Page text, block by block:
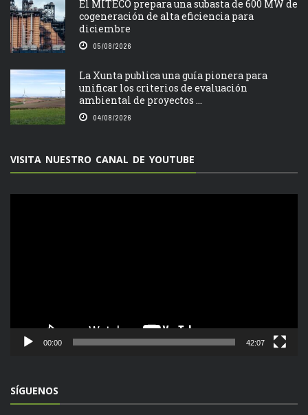
El MITECO prepara una subasta de 600 MW de
cogeneración de alta eficiencia para
diciembre
05/08/2026
La Xunta publica una guía pionera para
unificar los criterios de evaluación
ambiental de proyectos ...
04/08/2026
VISITA NUESTRO CANAL DE YOUTUBE
00:00 42:07
SÍGUENOS